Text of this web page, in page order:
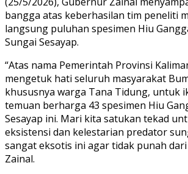
bangga atas keberhasilan tim peneliti
langsung puluhan spesimen Hiu
Sungai Sesayap.
“Atas nama Pemerintah Provinsi
mengetuk hati seluruh masyarakat
khususnya warga Tana Tidung, untuk
temuan berharga 43 spesimen Hiu
Sesayap ini. Mari kita satukan tekad
eksistensi dan kelestarian predator
sangat eksotis ini agar tidak punah
Zainal.